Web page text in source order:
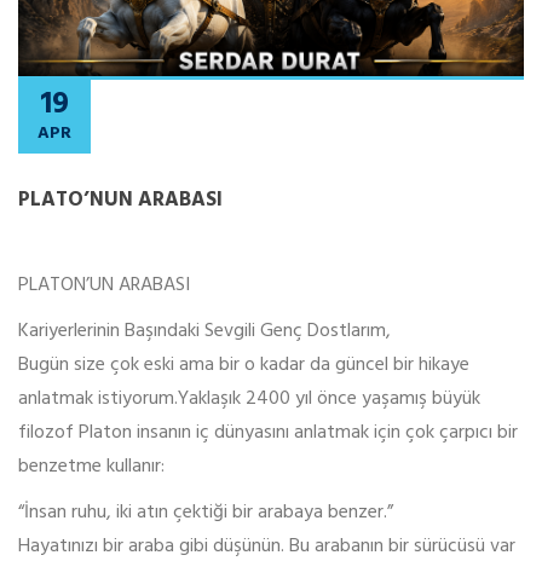
19
APR
PLATO’NUN ARABASI
PLATON’UN ARABASI
Kariyerlerinin Başındaki Sevgili Genç Dostlarım,
Bugün size çok eski ama bir o kadar da güncel bir hikaye
anlatmak istiyorum.Yaklaşık 2400 yıl önce yaşamış büyük
filozof Platon insanın iç dünyasını anlatmak için çok çarpıcı bir
benzetme kullanır:
“İnsan ruhu, iki atın çektiği bir arabaya benzer.”
Hayatınızı bir araba gibi düşünün. Bu arabanın bir sürücüsü var